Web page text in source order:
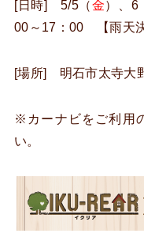
[日時] 5/5（金）、6
00～17：00 【雨天決
[場所] 明石市太寺大
※カーナビをご利用
い。